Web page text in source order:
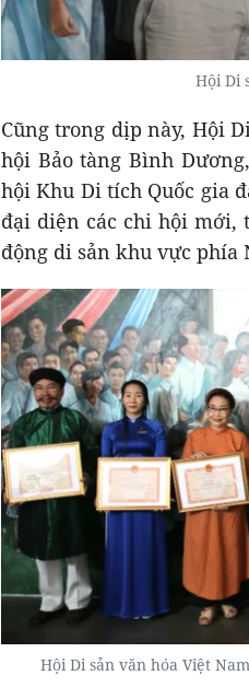
Hội Di
Cũng trong dịp này, Hội
hội Bảo tàng Bình
hội Khu Di tích Quốc gia
đại diện các chi hội mới,
động di sản khu vực phía
Hội Di sản văn hóa Việt